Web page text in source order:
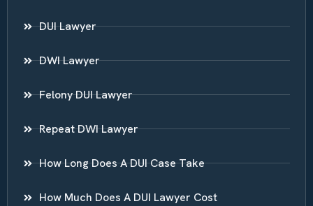
DUI Lawyer
DWI Lawyer
Felony DUI Lawyer
Repeat DWI Lawyer
How Long Does A DUI Case Take
How Much Does A DUI Lawyer Cost